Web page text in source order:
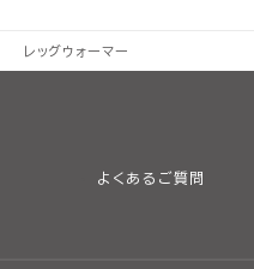
レッグウォーマー
よくあるご質問